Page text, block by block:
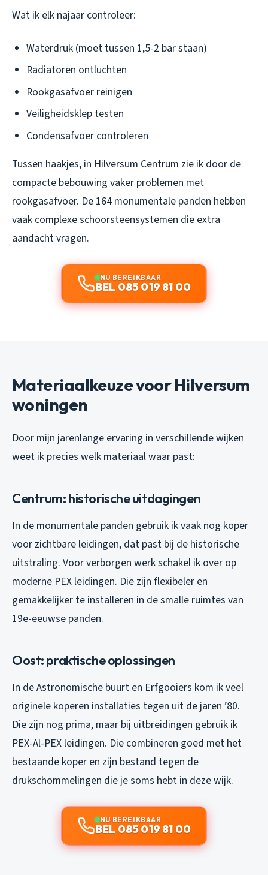
Wat ik elk najaar controleer:
Waterdruk (moet tussen 1,5-2 bar staan)
Radiatoren ontluchten
Rookgasafvoer reinigen
Veiligheidsklep testen
Condensafvoer controleren
Tussen haakjes, in Hilversum Centrum zie ik door de
compacte bebouwing vaker problemen met
rookgasafvoer. De 164 monumentale panden hebben
vaak complexe schoorsteensystemen die extra
aandacht vragen.
NU BEREIKBAAR
BEL 085 019 81 00
Materiaalkeuze voor Hilversum
woningen
Door mijn jarenlange ervaring in verschillende wijken
weet ik precies welk materiaal waar past:
Centrum: historische uitdagingen
In de monumentale panden gebruik ik vaak nog koper
voor zichtbare leidingen, dat past bij de historische
uitstraling. Voor verborgen werk schakel ik over op
moderne PEX leidingen. Die zijn flexibeler en
gemakkelijker te installeren in de smalle ruimtes van
19e-eeuwse panden.
Oost: praktische oplossingen
In de Astronomische buurt en Erfgooiers kom ik veel
originele koperen installaties tegen uit de jaren ’80.
Die zijn nog prima, maar bij uitbreidingen gebruik ik
PEX-Al-PEX leidingen. Die combineren goed met het
bestaande koper en zijn bestand tegen de
drukschommelingen die je soms hebt in deze wijk.
NU BEREIKBAAR
BEL 085 019 81 00